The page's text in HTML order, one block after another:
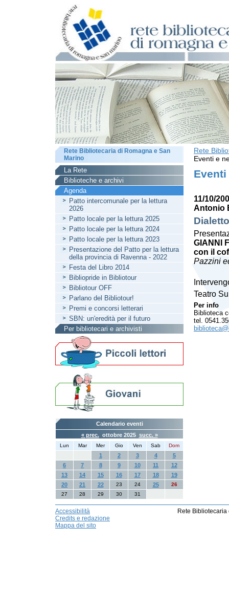
Rete
Eventi e
Eventi
11/10/
Antonio
GIANNI
con il
Pazzini
Teatro
Per info
Biblioteca
tel.
Rete Bibliotecaria di Romagna e San
Marino
La Rete
Biblioteche e archivi
Agenda
Patto intercomunale per la lettura
2026
Patto locale per la lettura 2025
Patto locale per la lettura 2024
Patto locale per la lettura 2023
Presentazione del Patto per la lettura
della provincia di Ravenna - 2022
Festa del Libro 2014
Bibliopride in Bibliotour
Bibliotour OFF
Parlano del Bibliotour!
Premi e concorsi letterari
SBN: un'eredità per il futuro
Per bibliotecari e archivisti
Calendario eventi
« prec.ottobre 2025 succ. »
Lun Mar Mer Gio Ven Sab Dom
1 2 3 4
5
6
7 8 9 10 11
12
13
14 15 16 17 18
19
20
21 22 23 24 25
26
27
28 29 30 31
Accessibilità
Credits e redazione
Mappa del sito
Rete